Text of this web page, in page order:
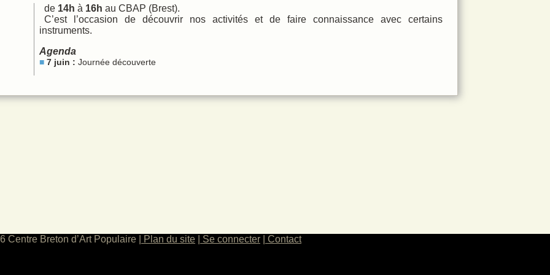
de 14h à 16h au CBAP (Brest).
C’est l’occasion de découvrir nos activités et de faire connaissance avec certains
instruments.
Agenda
7 juin : Journée découverte
Centre Breton d’Art Populaire Plan du site Se connecter Contact